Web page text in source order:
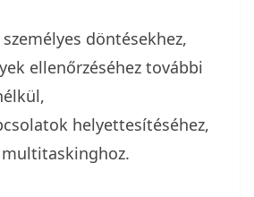
döntésekhez,
ellenőrzéséhez további
helyettesítéséhez,